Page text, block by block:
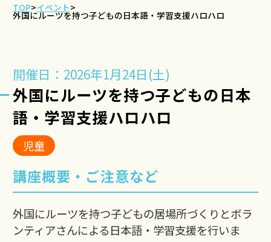
TOP>イベント>
外国にルーツを持つ子どもの日本語・学習支援ハロハロ
開催日：2026年1月24日(土)
外国にルーツを持つ子どもの日本
語・学習支援ハロハロ
児童
講座概要・ご注意など
外国にルーツを持つ子どもの居場所づくりとボラ
ンティアさんによる日本語・学習支援を行いま